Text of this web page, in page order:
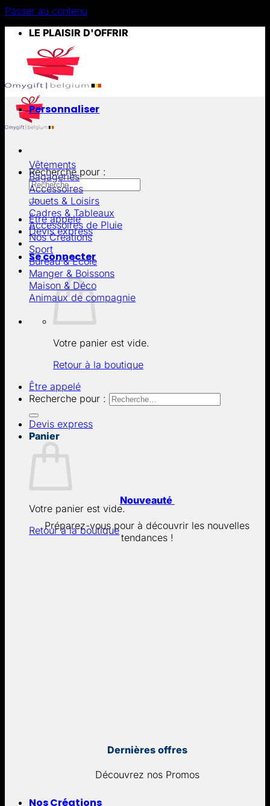
Passer au contenu
LE PLAISIR D'OFFRIR
Recherche pour :
Être appelé
Devis express
Se connecter
Votre panier est vide.
Retour à la boutique
Être appelé
Recherche pour :
Devis express
Panier
Votre panier est vide.
Retour à la boutique
Personnaliser
Vêtements
Bagageries
Accessoires
Jouets & Loisirs
Cadres & Tableaux
Accessoires de Pluie
Nos Créations
Sport
Bureau & École
Manger & Boissons
Maison & Déco
Animaux de compagnie
Nouveauté
Préparez-vous pour à découvrir les nouvelles
tendances !
Dernières offres
Découvrez nos Promos
Nos Créations